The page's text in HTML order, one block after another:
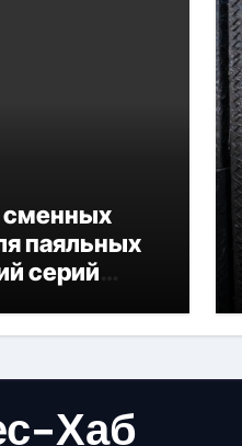
сменных
паяльных
серий
Хаб